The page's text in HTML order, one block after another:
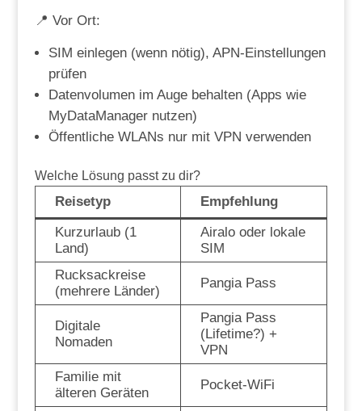
📍 Vor Ort:
SIM einlegen (wenn nötig), APN-Einstellungen
prüfen
Datenvolumen im Auge behalten (Apps wie
MyDataManager nutzen)
Öffentliche WLANs nur mit VPN verwenden
Welche Lösung passt zu dir?
Reisetyp
Empfehlung
Kurzurlaub (1
Land)
Airalo oder lokale
SIM
Rucksackreise
(mehrere Länder)
Pangia Pass
Digitale
Nomaden
Pangia Pass
(Lifetime?) +
VPN
Familie mit
älteren Geräten
Pocket-WiFi